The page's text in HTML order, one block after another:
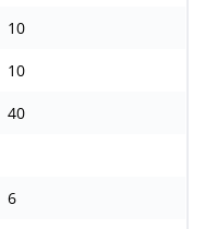
10
10
40
6